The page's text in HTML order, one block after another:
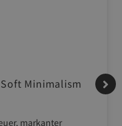
Minimalism
markanter